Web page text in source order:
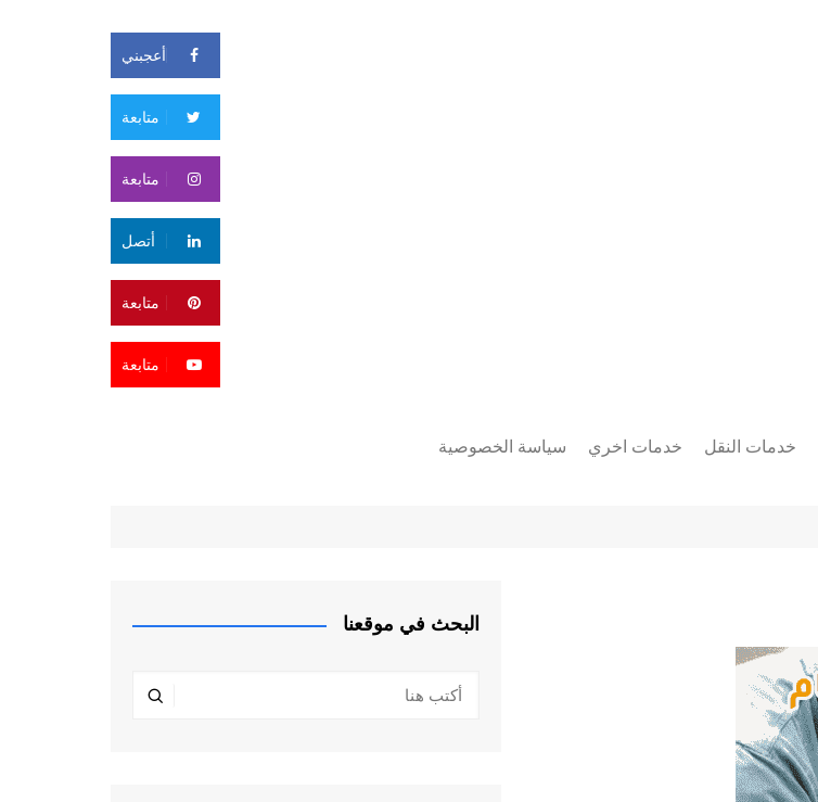
أعجبني
متابعة
متابعة
أتصل
متابعة
متابعة
خدمات النقل خدمات اخري سياسة الخصوصية
البحث في موقعنا